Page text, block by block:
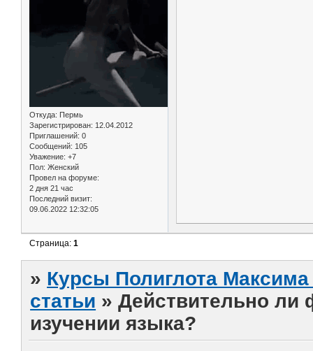
Откуда: Пермь
Зарегистрирован: 12.04.2012
Приглашений: 0
Сообщений: 105
Уважение: +7
Пол: Женский
Провел на форуме:
2 дня 21 час
Последний визит:
09.06.2022 12:32:05
Страница:1
» Курсы Полиглота
статьи »Действительно
изучении языка?